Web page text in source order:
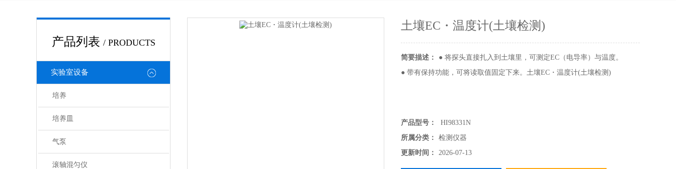
产品列表 / PRODUCTS
实验室设备
培养
培养皿
气泵
滚轴混匀仪
土壤EC・温度计(土壤检测)
简要描述：
● 将探头直接扎入到土壤里，可测定EC（电导率）与温度。
● 带有保持功能，可将读取值固定下来。土壤EC・温度计(土壤检测)
产品型号：
HI98331N
所属分类：
检测仪器
更新时间：
2026-07-13